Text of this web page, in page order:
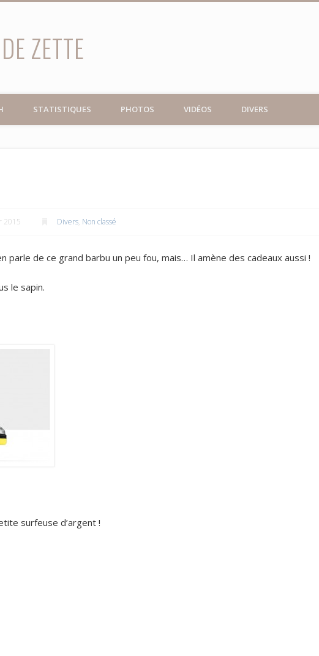
ZETTE
STATISTIQUES PHOTOS VIDÉOS DIVERS
2015 Divers, Non classé
parle de ce grand barbu un peu fou, mais… Il amène des cadeaux aussi !
le sapin.
surfeuse d’argent !